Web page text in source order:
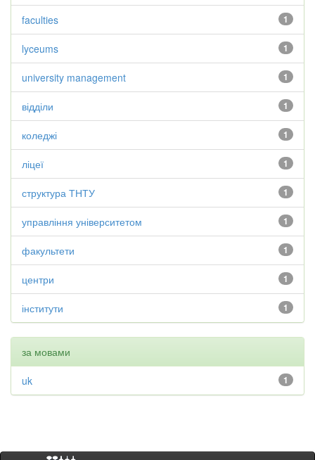
1
faculties
1
lyceums
1
university management
1
відділи
1
коледжі
1
ліцеї
1
структура ТНТУ
1
управління університетом
1
факультети
1
центри
1
інститути
за мовами
1
uk